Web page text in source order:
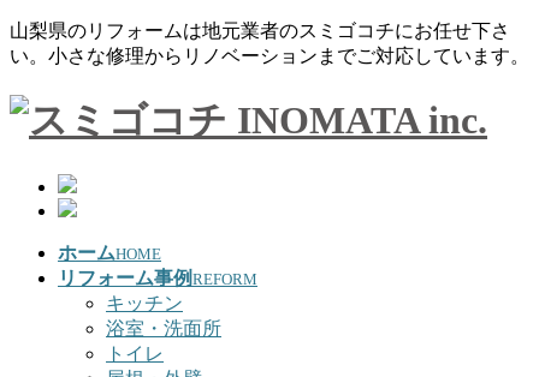
山梨県のリフォームは地元業者のスミゴコチにお任せ下さ
い。小さな修理からリノベーションまでご対応しています。
ホームHOME
リフォーム事例 REFORM
キッチン
浴室・洗面所
トイレ